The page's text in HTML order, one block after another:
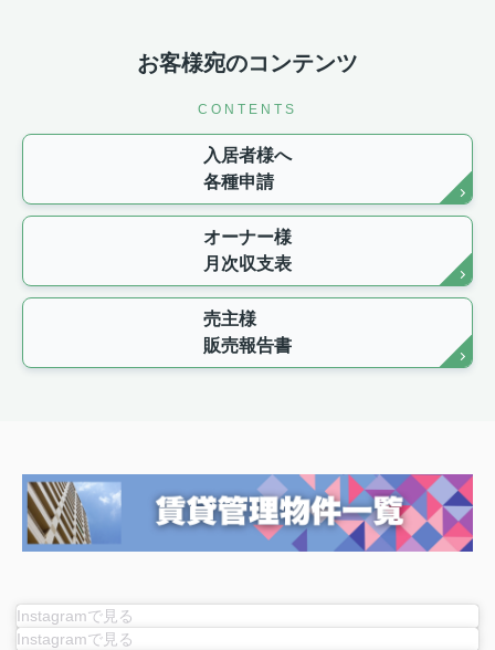
お客様宛のコンテンツ
CONTENTS
入居者様へ
各種申請
オーナー様
月次収支表
売主様
販売報告書
Instagramで見る
Instagramで見る